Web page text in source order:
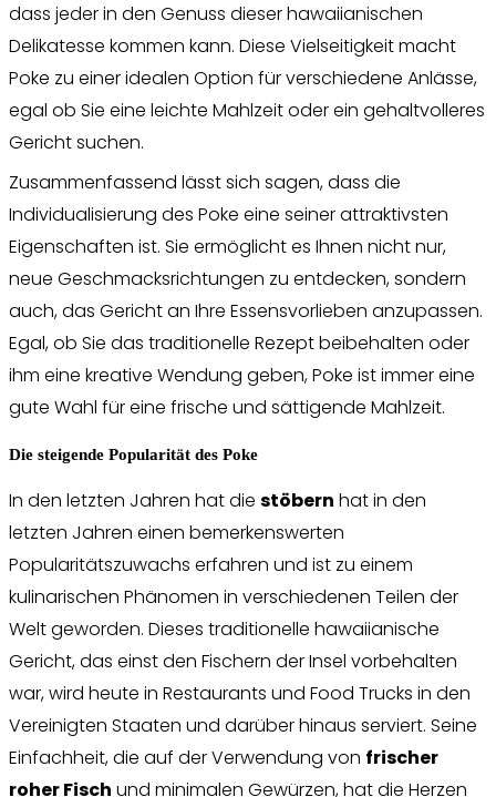
dass jeder in den Genuss dieser hawaiianischen
Delikatesse kommen kann. Diese Vielseitigkeit macht
Poke zu einer idealen Option für verschiedene Anlässe,
egal ob Sie eine leichte Mahlzeit oder ein gehaltvolleres
Gericht suchen.
Zusammenfassend lässt sich sagen, dass die
Individualisierung des Poke eine seiner attraktivsten
Eigenschaften ist. Sie ermöglicht es Ihnen nicht nur,
neue Geschmacksrichtungen zu entdecken, sondern
auch, das Gericht an Ihre Essensvorlieben anzupassen.
Egal, ob Sie das traditionelle Rezept beibehalten oder
ihm eine kreative Wendung geben, Poke ist immer eine
gute Wahl für eine frische und sättigende Mahlzeit.
Die steigende Popularität des Poke
In den letzten Jahren hat die stöbern hat in den
letzten Jahren einen bemerkenswerten
Popularitätszuwachs erfahren und ist zu einem
kulinarischen Phänomen in verschiedenen Teilen der
Welt geworden. Dieses traditionelle hawaiianische
Gericht, das einst den Fischern der Insel vorbehalten
war, wird heute in Restaurants und Food Trucks in den
Vereinigten Staaten und darüber hinaus serviert. Seine
Einfachheit, die auf der Verwendung von frischer
roher Fisch und minimalen Gewürzen, hat die Herzen